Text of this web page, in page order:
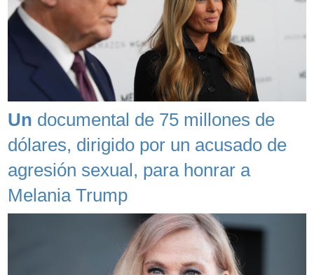
Un documental de 75 millones de
dólares, dirigido por un acusado de
agresión sexual, para honrar a
Melania Trump